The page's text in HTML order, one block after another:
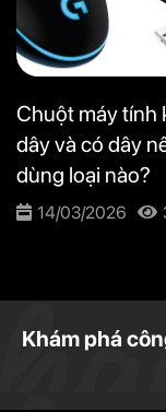
Chuột máy tính
dây và có dây
dùng loại nào?
14/03/2026
Khám phá